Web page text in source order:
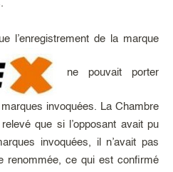
l’enregistrement de la marque
ne pouvait porter
invoquées. La Chambre
que si l’opposant avait pu
invoquées, il n’avait pas
renommée, ce qui est confirmé